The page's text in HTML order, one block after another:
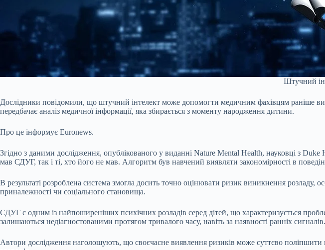
Штучний
Дослідники повідомили, що штучний інтелект може допомогти медичним фахівцям раніше
передбачає аналіз медичної інформації, яка збирається з моменту народження дитини.
Про це інформує Euronews.
Згідно з даними дослідження, опублікованого у виданні Nature Mental Health, науковці з
мав СДУГ, так і ті, хто його не мав. Алгоритм був навчений виявляти закономірності в
В результаті розроблена система змогла досить точно оцінювати ризик виникнення розладу,
приналежності чи соціального становища.
СДУГ є одним із найпоширеніших психічних розладів серед дітей, що характеризується
залишаються недіагностованими протягом тривалого часу, навіть за наявності ранніх сигналів.
Автори дослідження наголошують, що своєчасне виявлення ризиків може суттєво поліпшити